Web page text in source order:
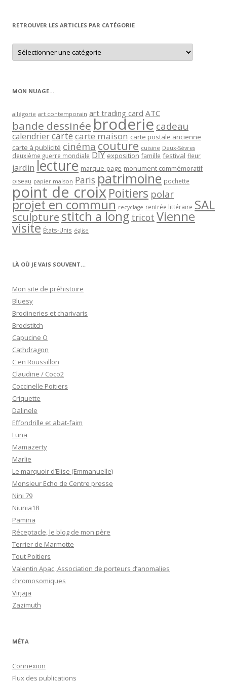
RETROUVER LES ARTICLES PAR CATÉGORIE
Retrouver
les
articles
MON NUAGE…
allégorie art contemporain art trading card ATC
bande dessinée broderie cadeau
calendriercartecarte maison carte postale ancienne
carte à publicité cinéma couture cuisine Deux-Sèvres
deuxième guerre mondiale DIY exposition famille festival fleur
jardin lecture marque-page monument commémoratif
oiseau papier maison Paris patrimoine pochette
point de croixPoitiers polar
projet en commun recyclage rentrée littéraire SAL
sculpturestitch a long tricot Vienne
visite États-Unis église
LÀ OÙ JE VAIS SOUVENT…
Mon site de préhistoire
Bluesy
Brodineries et charivaris
Brodstitch
Capucine O
Cathdragon
C en Roussillon
Claudine / Coco2
Coccinelle Poitiers
Criquette
Dalinele
Effondrille et abat-faim
Luna
Mamazerty
Marlie
Le marquoir d’Elise (Emmanuelle)
Monsieur Echo de Centre presse
Nini 79
Niunia18
Pamina
Réceptacle, le blog de mon père
Terrier de Marmotte
Tout Poitiers
Valentin Apac, Association de porteurs d’anomalies
chromosomiques
Virjaja
Zazimuth
MÉTA
Connexion
Flux des publications